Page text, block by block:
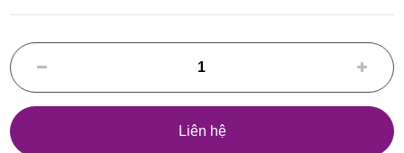
huyện
Liên hệ